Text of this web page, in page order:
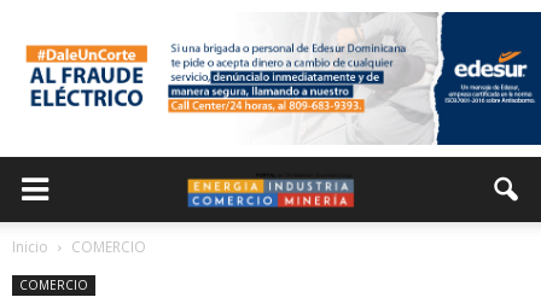
Inicio COMERCIO
COMERCIO